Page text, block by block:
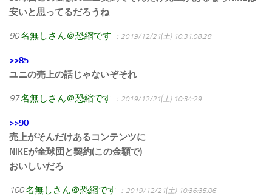
安いと思ってるだろうね
90名無しさん＠恐縮です ：2019/12/21(土) 10:31:08.28
>>85
ユニの売上の話じゃないぞそれ
97名無しさん＠恐縮です ：2019/12/21(土) 10:34:29
>>90
売上がそんだけあるコンテンツに
NIKEが全球団と契約(この金額で)
おいしいだろ
100名無しさん＠恐縮です ：2019/12/21(土) 10:36:35.06